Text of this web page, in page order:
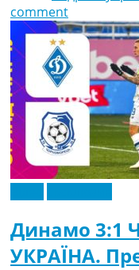
comment
Динамо 3:1
УКРАЇНА.